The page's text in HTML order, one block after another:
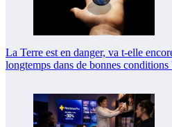
La Terre est en danger, va t-elle
longtemps dans de bonnes conditions